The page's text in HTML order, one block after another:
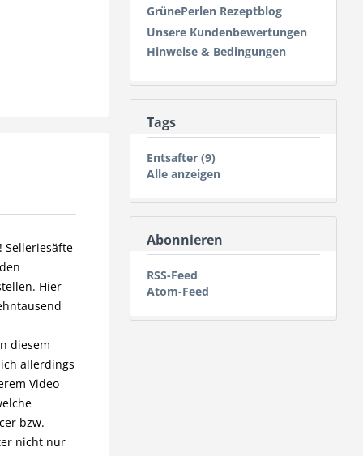
GrünePerlen Rezeptblog
Unsere Kundenbewertungen
Hinweise & Bedingungen
Tags
Entsafter (9)
Alle anzeigen
Abonnieren
RSS-Feed
Atom-Feed
Selleriesäfte
Hier
diesem
allerdings
Video
bzw.
nicht nur